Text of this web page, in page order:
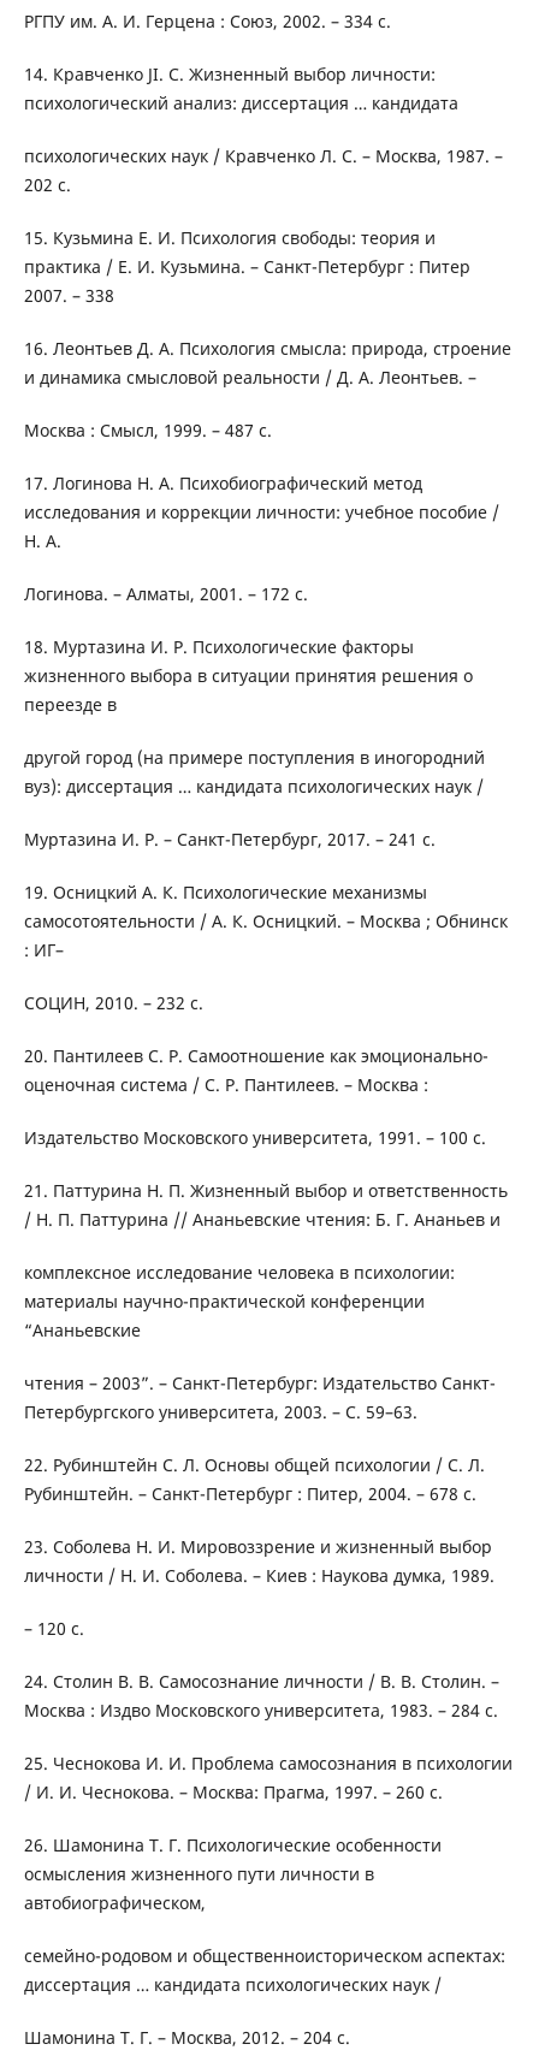
РГПУ им. А. И. Герцена : Союз, 2002. – 334 с.
14. Кравченко JI. C. Жизненный выбор личности:
психологический анализ: диссертация … кандидата
психологических наук / Кравченко Л. С. – Москва, 1987. –
202 с.
15. Кузьмина Е. И. Психология свободы: теория и
практика / Е. И. Кузьмина. – Санкт-Петербург : Питер
2007. – 338
16. Леонтьев Д. А. Психология смысла: природа, строение
и динамика смысловой реальности / Д. А. Леонтьев. –
Москва : Смысл, 1999. – 487 с.
17. Логинова Н. А. Психобиографический метод
исследования и коррекции личности: учебное пособие /
Н. А.
Логинова. – Алматы, 2001. – 172 с.
18. Муртазина И. Р. Психологические факторы
жизненного выбора в ситуации принятия решения о
переезде в
другой город (на примере поступления в иногородний
вуз): диссертация … кандидата психологических наук /
Муртазина И. Р. – Санкт-Петербург, 2017. – 241 с.
19. Осницкий А. К. Психологические механизмы
самосотоятельности / А. К. Осницкий. – Москва ; Обнинск
: ИГ–
СОЦИН, 2010. – 232 с.
20. Пантилеев С. Р. Самоотношение как эмоционально-
оценочная система / С. Р. Пантилеев. – Москва :
Издательство Московского университета, 1991. – 100 с.
21. Паттурина Н. П. Жизненный выбор и ответственность
/ Н. П. Паттурина // Ананьевские чтения: Б. Г. Ананьев и
комплексное исследование человека в психологии:
материалы научно-практической конференции
“Ананьевские
чтения – 2003”. – Санкт-Петербург: Издательство Санкт-
Петербургского университета, 2003. – С. 59–63.
22. Рубинштейн С. Л. Основы общей психологии / С. Л.
Рубинштейн. – Санкт-Петербург : Питер, 2004. – 678 с.
23. Соболева Н. И. Мировоззрение и жизненный выбор
личности / Н. И. Соболева. – Киев : Наукова думка, 1989.
– 120 с.
24. Столин В. В. Самосознание личности / В. В. Столин. –
Москва : Издво Московского университета, 1983. – 284 с.
25. Чеснокова И. И. Проблема самосознания в психологии
/ И. И. Чеснокова. – Москва: Прагма, 1997. – 260 с.
26. Шамонина Т. Г. Психологические особенности
осмысления жизненного пути личности в
автобиографическом,
семейно-родовом и общественноисторическом аспектах:
диссертация … кандидата психологических наук /
Шамонина Т. Г. – Москва, 2012. – 204 с.